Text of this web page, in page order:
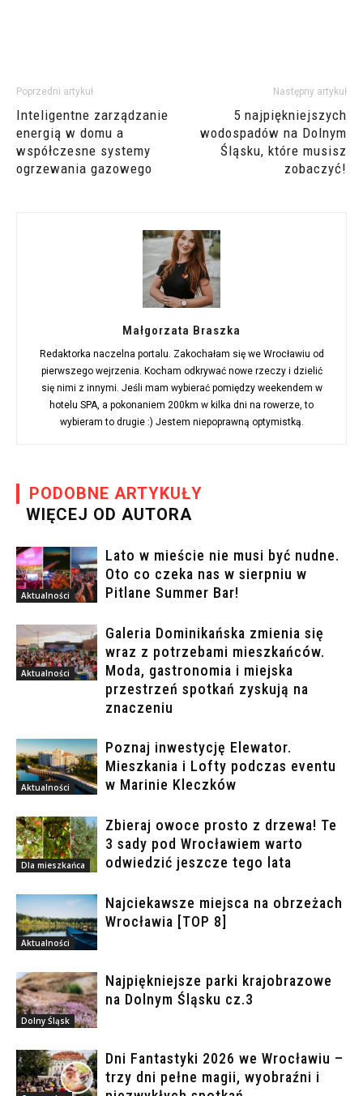
Poprzedni artykuł
Inteligentne zarządzanie
energią w domu a
współczesne systemy
ogrzewania gazowego
Następny artykuł
5 najpiękniejszych
wodospadów na Dolnym
Śląsku, które musisz
zobaczyć!
Małgorzata Braszka
Redaktorka naczelna portalu. Zakochałam się we Wrocławiu od
pierwszego wejrzenia. Kocham odkrywać nowe rzeczy i dzielić
się nimi z innymi. Jeśli mam wybierać pomiędzy weekendem w
hotelu SPA, a pokonaniem 200km w kilka dni na rowerze, to
wybieram to drugie :) Jestem niepoprawną optymistką.
PODOBNE ARTYKUŁY
WIĘCEJ OD AUTORA
Aktualności
Lato w mieście nie musi być nudne.
Oto co czeka nas w sierpniu w
Pitlane Summer Bar!
Aktualności
Galeria Dominikańska zmienia się
wraz z potrzebami mieszkańców.
Moda, gastronomia i miejska
przestrzeń spotkań zyskują na
znaczeniu
Aktualności
Poznaj inwestycję Elewator.
Mieszkania i Lofty podczas eventu
w Marinie Kleczków
Dla mieszkańca
Zbieraj owoce prosto z drzewa! Te
3 sady pod Wrocławiem warto
odwiedzić jeszcze tego lata
Aktualności
Najciekawsze miejsca na obrzeżach
Wrocławia [TOP 8]
Dolny Śląsk
Najpiękniejsze parki krajobrazowe
na Dolnym Śląsku cz.3
Dni Fantastyki 2026 we Wrocławiu –
trzy dni pełne magii, wyobraźni i